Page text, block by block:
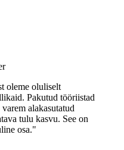
oleme oluliselt
Pakutud tööriistad
alakasutatud
tulu kasvu. See on
osa."